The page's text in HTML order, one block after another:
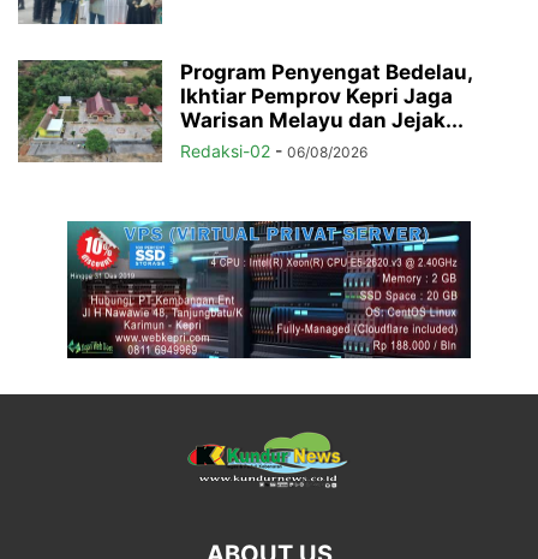
Program Penyengat Bedelau,
Ikhtiar Pemprov Kepri Jaga
Warisan Melayu dan Jejak...
Redaksi-02 - 06/08/2026